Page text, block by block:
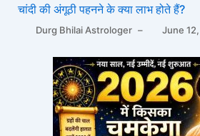
चांदी की अंगूठी पहनने के क्या लाभ होते हैं?
Durg Bhilai Astrologer – June